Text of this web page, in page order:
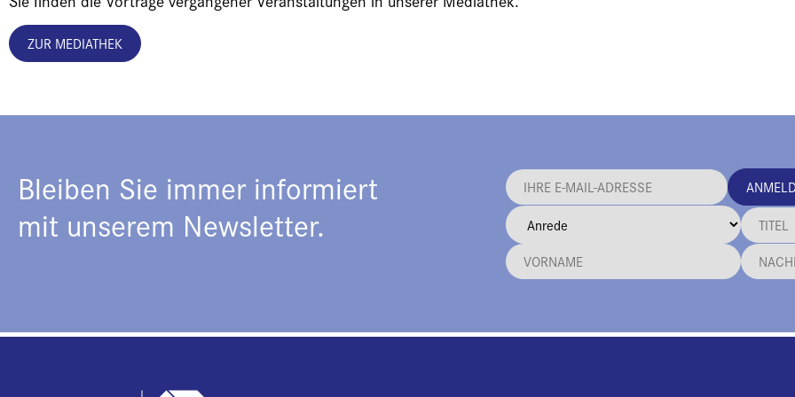
ZUR MEDIATHEK
Bleiben Sie immer informiert
mit unserem Newsletter.